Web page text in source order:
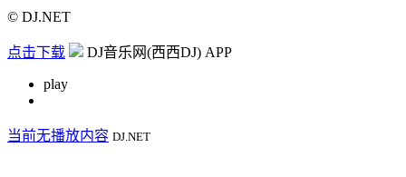
© DJ.NET
点击下载 DJ音乐网(西西DJ) APP
play
当前无播放内容 DJ.NET